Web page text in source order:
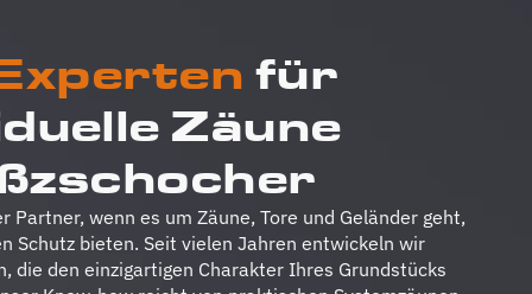
für
Zäune
Partner, wenn es um Zäune, Tore und Geländer geht,
Schutz bieten. Seit vielen Jahren entwickeln wir
die den einzigartigen Charakter Ihres Grundstücks